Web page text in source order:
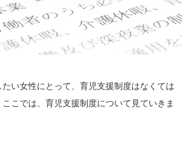
い女性にとって、育児支援制度はなくては
こでは、育児支援制度について見ていきま